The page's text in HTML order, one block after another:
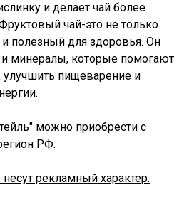
и делает чай более
чай-это не только
полезный для здоровья. Он
минералы, которые помогают
улучшить пищеварение и
можно приобрести с
РФ.
рекламный характер.